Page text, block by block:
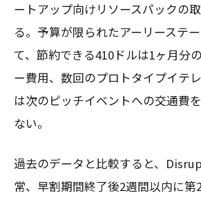
ートアップ向けリソースパックの
る。予算が限られたアーリーステ
て、節約できる410ドルは1ヶ月分
ー費用、数回のプロトタイプイテ
は次のピッチイベントへの交通費
ない。
過去のデータと比較すると、
常、早割期間終了後2週間以内に第